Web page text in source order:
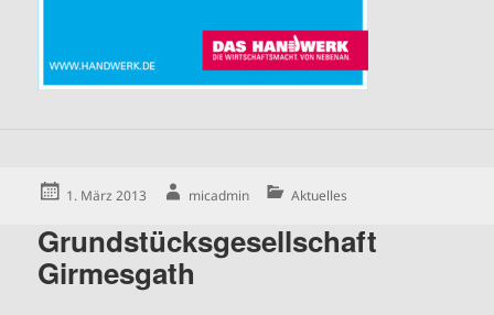
Posted
1. März 2013 Author
micadmin Categories
Aktuelles
Grundstücksgesellschaft
Girmesgath